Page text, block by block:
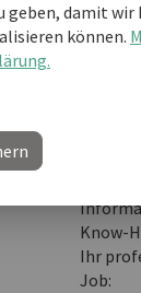
geben, damit
können.
english
weiterlesen?
Know-
Ihr
Job: